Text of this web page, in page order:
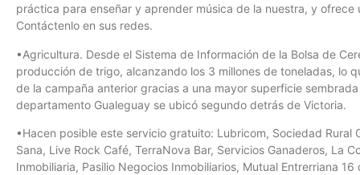
práctica para enseñar y aprender música de la nuestra, y
Contáctenlo en sus redes.
•Agricultura. Desde el Sistema de Información de la Bolsa de
producción de trigo, alcanzando los 3 millones de toneladas, lo
de la campaña anterior gracias a una mayor superficie
departamento Gualeguay se ubicó segundo detrás de Victoria.
•Hacen posible este servicio gratuito: Lubricom, Sociedad Rural
Sana, Live Rock Café, TerraNova Bar, Servicios Ganaderos, La
Inmobiliaria, Pasilio Negocios Inmobiliarios, Mutual Entrerriana